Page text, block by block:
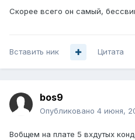
Скорее всего он самый,
Вставить ник Цитата
bos9
Опубликовано 4 июня,
Вобщем на плате 5 вхдутых